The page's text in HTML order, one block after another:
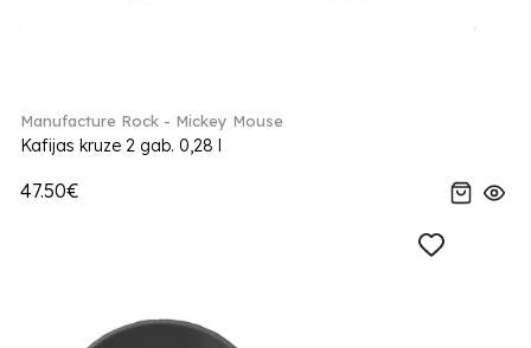
Manufacture Rock - Mickey Mouse
Kafijas kruze 2 gab. 0,28 l
47.50€